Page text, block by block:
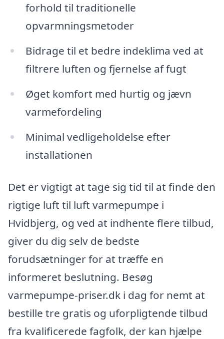
forhold til traditionelle
opvarmningsmetoder
Bidrage til et bedre indeklima ved at
filtrere luften og fjernelse af fugt
Øget komfort med hurtig og jævn
varmefordeling
Minimal vedligeholdelse efter
installationen
Det er vigtigt at tage sig tid til at finde den
rigtige luft til luft varmepumpe i
Hvidbjerg, og ved at indhente flere tilbud,
giver du dig selv de bedste
forudsætninger for at træffe en
informeret beslutning. Besøg
varmepumpe-priser.dk i dag for nemt at
bestille tre gratis og uforpligtende tilbud
fra kvalificerede fagfolk, der kan hjælpe